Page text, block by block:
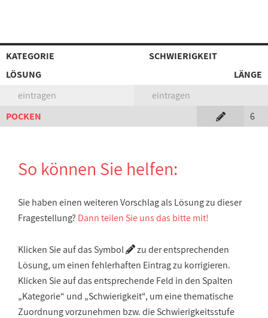
KATEGORIE
SCHWIERIGKEIT
LÖSUNG
LÄNGE
eintragen
eintragen
POCKEN
6
So können Sie helfen:
Sie haben einen weiteren Vorschlag als Lösung zu dieser
Fragestellung? Dann teilen Sie uns das bitte mit!
Klicken Sie auf das Symbol
zu der entsprechenden
Lösung, um einen fehlerhaften Eintrag zu korrigieren.
Klicken Sie auf das entsprechende Feld in den Spalten
„Kategorie“ und „Schwierigkeit“, um eine thematische
Zuordnung vorzunehmen bzw. die Schwierigkeitsstufe